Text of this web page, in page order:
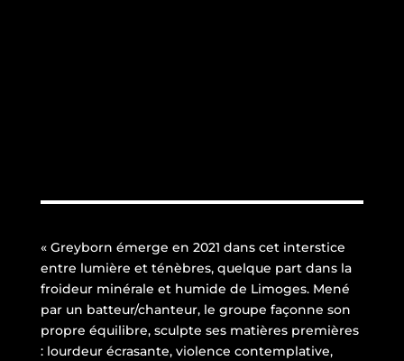
« Greyborn émerge en 2021 dans cet interstice
entre lumière et ténèbres, quelque part dans la
froideur minérale et humide de Limoges. Mené
par un batteur/chanteur, le groupe façonne son
propre équilibre, sculpte ses matières premières
: lourdeur écrasante, violence contemplative,